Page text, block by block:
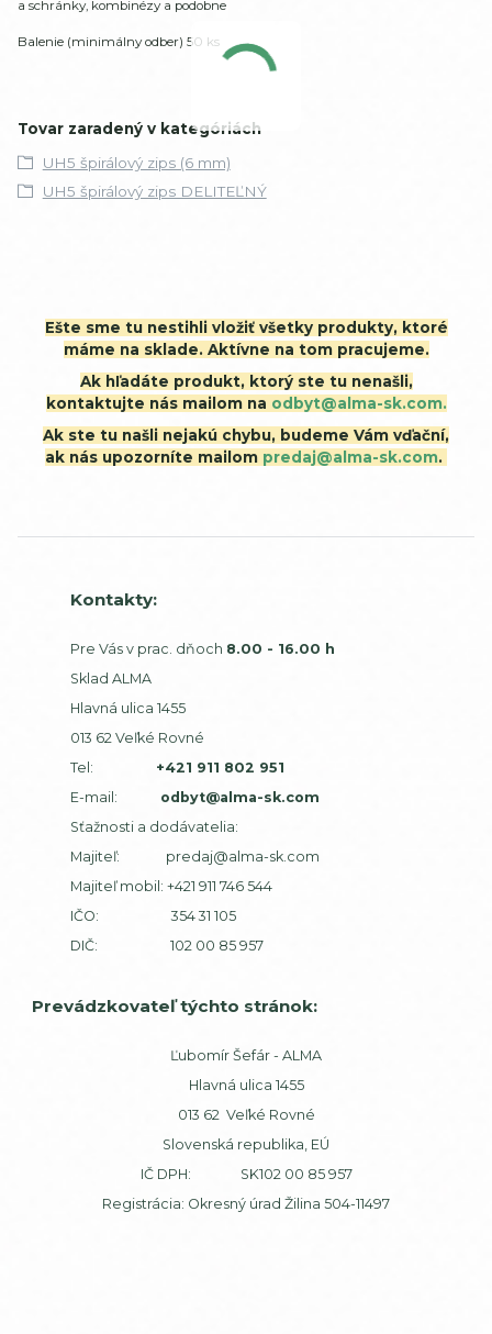
a schránky, kombinézy a podobne
Balenie (minimálny odber) 50 ks
Tovar zaradený v kategóriách
UH5 špirálový zips (6 mm)
UH5 špirálový zips DELITEĽNÝ
Ešte sme tu nestihli vložiť všetky produkty, ktoré
máme na sklade. Aktívne na tom pracujeme.
Ak hľadáte produkt, ktorý ste tu nenašli,
kontaktujte nás mailom na odbyt@alma-sk.com.
Ak ste tu našli nejakú chybu, budeme Vám vďační,
ak nás upozorníte mailom predaj@alma-sk.com.
Kontakty:
Pre Vás v prac. dňoch 8.00 - 16.00 h
Sklad ALMA
Hlavná ulica 1455
013 62 Veľké Rovné
Tel:
+421 911 802 951
E-mail: odbyt@alma-sk.com
Sťažnosti a dodávatelia:
Majiteľ: predaj@alma-sk.com
Majiteľ mobil: +421 911 746 544
IČO: 354 31 105
DIČ: 102 00 85 957
Prevádzkovateľ týchto stránok:
Ľubomír Šefár - ALMA
Hlavná ulica 1455
013 62 Veľké Rovné
Slovenská republika, EÚ
IČ DPH: SK102 00 85 957
Registrácia: Okresný úrad Žilina 504-11497